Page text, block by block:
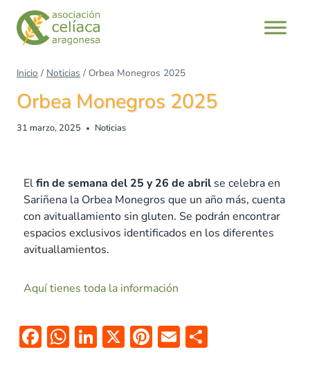
Inicio / Noticias / Orbea Monegros 2025
Orbea Monegros 2025
31 marzo, 2025 Noticias
Elfin de semana del 25 y 26 de abril se celebra en
Sariñena la Orbea Monegros que un año más, cuenta
con avituallamiento sin gluten. Se podrán encontrar
espacios exclusivos identificados en los diferentes
avituallamientos.
Aquí tienes toda la información
F W Li X Pi E